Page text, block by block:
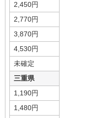
2,450円
2,770円
3,870円
4,530円
未確定
三重県
1,190円
1,480円